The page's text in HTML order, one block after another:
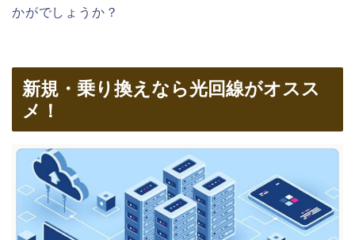
かがでしょうか？
新規・乗り換えなら光回線がオスス
メ！